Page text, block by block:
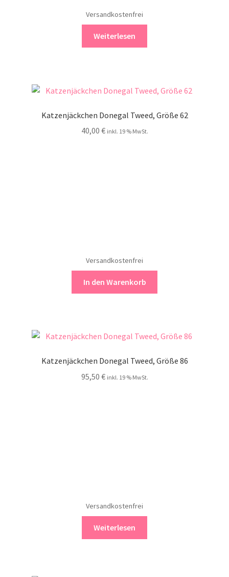
Versandkostenfrei
Weiterlesen
Katzenjäckchen Donegal Tweed, Größe 62
40,00 € inkl. 19 % MwSt.
Versandkostenfrei
In den Warenkorb
Katzenjäckchen Donegal Tweed, Größe 86
95,50 € inkl. 19 % MwSt.
Versandkostenfrei
Weiterlesen